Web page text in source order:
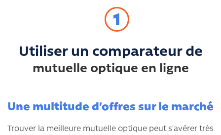
1
Utiliser un comparateur de
mutuelle optique en ligne
Une multitude d’offres sur le marché
Trouver la meilleure mutuelle optique peut s’avérer très